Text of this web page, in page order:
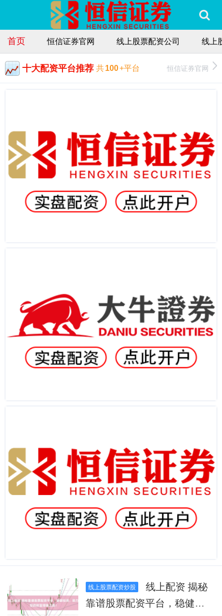
首页 恒信证券官网 线上股票配资公司 线上
十大配资平台推荐 共100+平台 恒信证券官网
线上股票配资炒股
线上配资 揭秘
靠谱股票配资平台，稳健投